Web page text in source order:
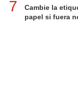
7
Cambie la
papel si fuera